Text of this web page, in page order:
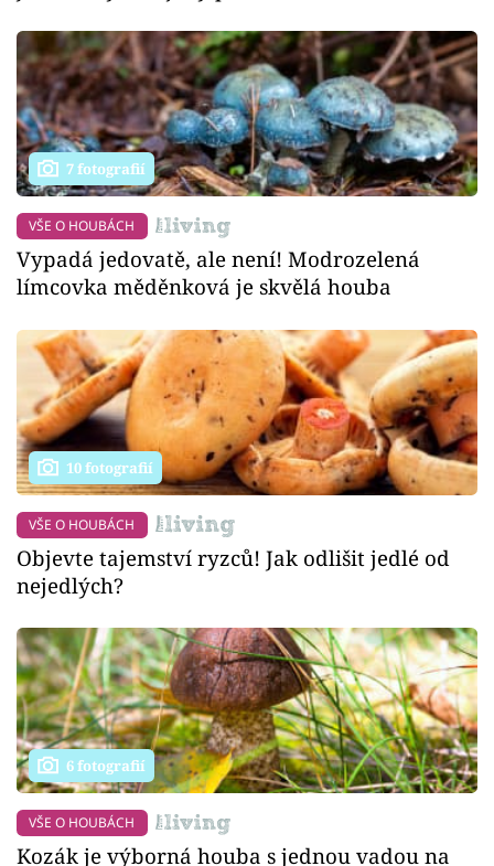
7 fotografií
VŠE O HOUBÁCH
Vypadá jedovatě, ale není! Modrozelená
límcovka měděnková je skvělá houba
10 fotografií
VŠE O HOUBÁCH
Objevte tajemství ryzců! Jak odlišit jedlé od
nejedlých?
6 fotografií
VŠE O HOUBÁCH
Kozák je výborná houba s jednou vadou na